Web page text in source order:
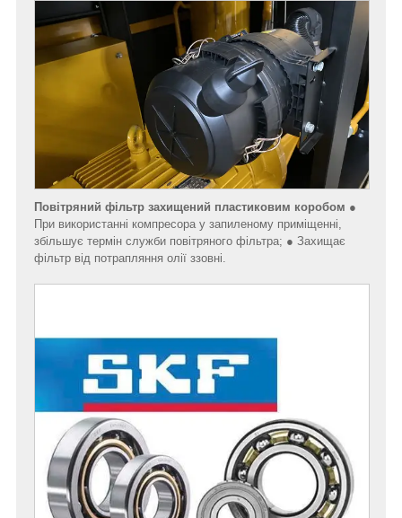
Повітряний фільтр захищений пластиковим коробом ●
При використанні компресора у запиленому приміщенні,
збільшує термін служби повітряного фільтра; ● Захищає
фільтр від потрапляння олії ззовні.